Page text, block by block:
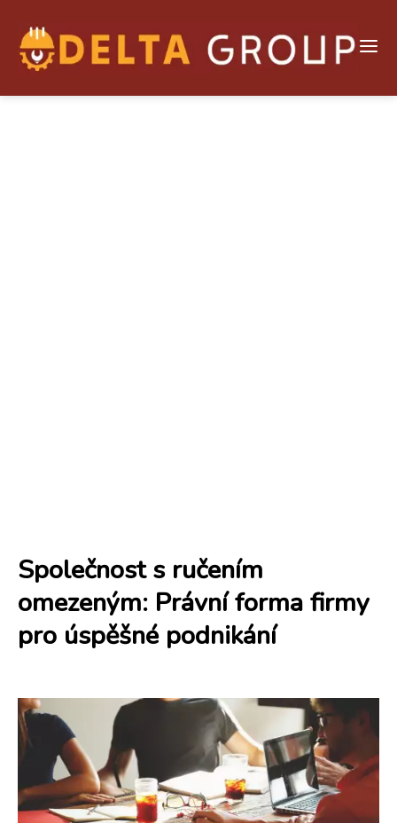
Společnost s ručením
omezeným: Právní forma firmy
pro úspěšné podnikání